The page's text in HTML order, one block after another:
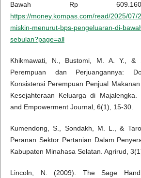
Bawah Rp
https://money.kompas.com/read/2025/07/
miskin-menurut-bps-pengeluaran-di-
sebulan?page=all
Khikmawati, N., Bustomi, M. A. Y., &
Perempuan dan Perjuangannya:
Konsistensi Perempuan Penjual
Kesejahteraan Keluarga di Majalengka.
and Empowerment Journal, 6(1), 15-30.
Kumendong, S., Sondakh, M. L., &
Peranan Sektor Pertanian Dalam
Kabupaten Minahasa Selatan. Agrirud,
Lincoln, N. (2009). The Sage